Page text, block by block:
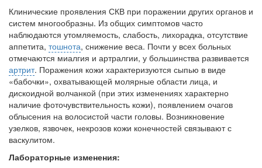
Клинические проявления СКВ при поражении других органов и
сис­тем многообразны. Из общих симптомов часто
наблюдаются утомляе­мость, слабость, лихорадка, отсутствие
аппетита, тошнота, снижение веса. Почти у всех больных
отмечаются миалгия и артралгии, у боль­шинства развивается
артрит. Поражения кожи характеризуются сыпью в виде
«бабочки», охватывающей молярные области лица, и
дискоидной волчанкой (при этих изменениях характерно
наличие фоточувствитель­ность кожи), появлением очагов
облысения на волосистой части головы. Возникновение
узелков, язвочек, некрозов кожи конечностей связывают с
васкулитом.
Лабораторные изменения: